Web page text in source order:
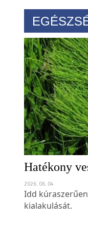
Hatékony
2026. 06. 04
Idd